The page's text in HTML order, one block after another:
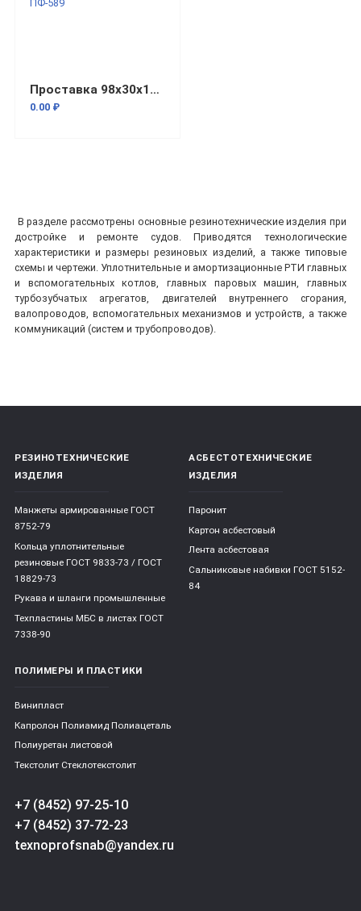
Проставка 98x30x11x10 резиновая 7 отверстий ПФ-589
0.00 ₽
В разделе рассмотрены основные резинотехнические изделия при
достройке и ремонте судов. Приводятся технологические
характеристики и размеры резиновых изделий, а также типовые
схемы и чертежи. Уплотнительные и амортизационные РТИ главных
и вспомогательных котлов, главных паровых машин, главных
турбозубчатых агрегатов, двигателей внутреннего сгорания,
валопроводов, вспомогательных механизмов и устройств, а также
коммуникаций (систем и трубопроводов).
РЕЗИНОТЕХНИЧЕСКИЕ
ИЗДЕЛИЯ
Манжеты армированные ГОСТ
8752-79
Кольца уплотнительные
резиновые ГОСТ 9833-73 / ГОСТ
18829-73
Рукава и шланги промышленные
Техпластины МБС в листах ГОСТ
7338-90
АСБЕСТОТЕХНИЧЕСКИЕ
ИЗДЕЛИЯ
Паронит
Картон асбестовый
Лента асбестовая
Сальниковые набивки ГОСТ 5152-
84
ПОЛИМЕРЫ И ПЛАСТИКИ
Винипласт
Капролон Полиамид Полиацеталь
Полиуретан листовой
Текстолит Стеклотекстолит
+7 (8452) 97-25-10
+7 (8452) 37-72-23
texnoprofsnab@yandex.ru